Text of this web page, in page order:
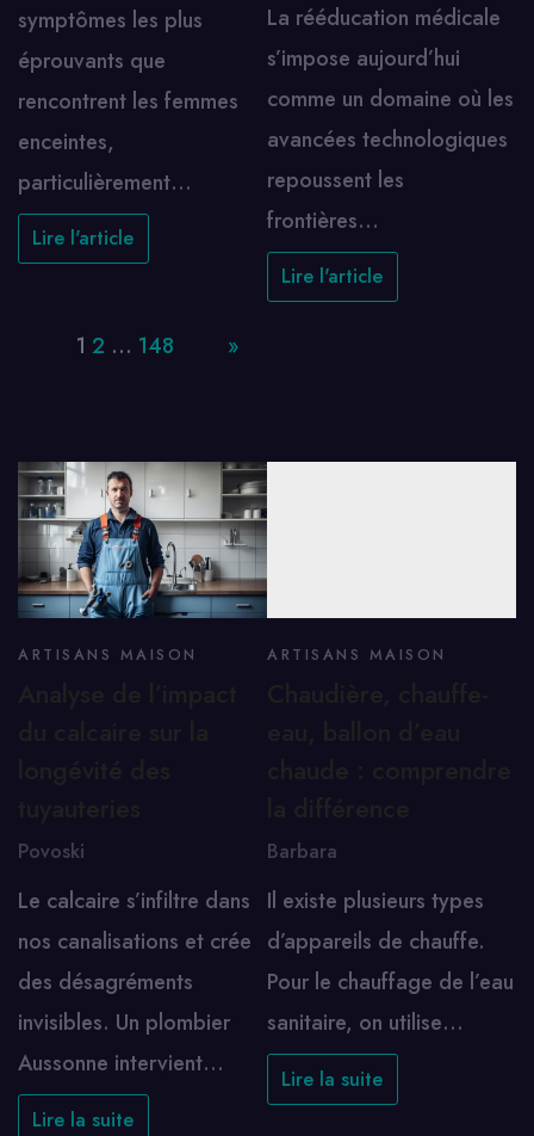
symptômes les plus
éprouvants que
rencontrent les femmes
enceintes,
particulièrement…
Lire l'article
La rééducation médicale
s’impose aujourd’hui
comme un domaine où les
avancées technologiques
repoussent les
frontières…
Lire l'article
1 2 … 148 »
ARTISANS MAISON
Povoski
Le calcaire s’infiltre dans
nos canalisations et crée
des désagréments
invisibles. Un plombier
Aussonne intervient…
Lire la suite
ARTISANS MAISON
Barbara
Il existe plusieurs types
d’appareils de chauffe.
Pour le chauffage de l’eau
sanitaire, on utilise…
Lire la suite